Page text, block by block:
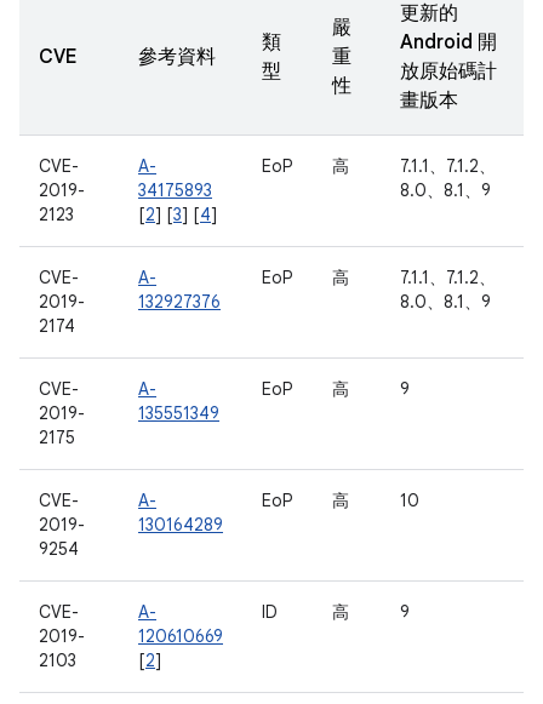
CVE 參考資料
類
型
嚴
重
性
更新的
Android 開
放原始碼計
畫版本
CVE-
2019-
2123
A-
34175893
[2] [3] [4]
EoP 高
7.1.1、7.1.2、
8.0、8.1、9
CVE-
2019-
2174
A-
132927376
EoP 高
7.1.1、7.1.2、
8.0、8.1、9
CVE-
2019-
2175
A-
135551349
EoP 高 9
CVE-
2019-
9254
A-
130164289
EoP 高 10
CVE-
2019-
2103
A-
120610669
[2]
ID 高 9